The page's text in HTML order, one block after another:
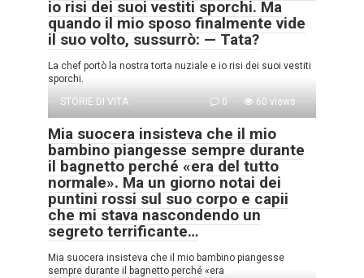
io risi dei suoi vestiti sporchi. Ma
quando il mio sposo finalmente vide
il suo volto, sussurrò: — Tata?
La chef portò la nostra torta nuziale e io risi dei suoi vestiti
sporchi.
STORIE DI VITA
0 60 views
Mia suocera insisteva che il mio
bambino piangesse sempre durante
il bagnetto perché «era del tutto
normale». Ma un giorno notai dei
puntini rossi sul suo corpo e capii
che mi stava nascondendo un
segreto terrificante…
Mia suocera insisteva che il mio bambino piangesse
sempre durante il bagnetto perché «era